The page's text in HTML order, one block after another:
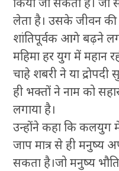
लेता है। उसके जीवन
शांतिपूर्वक आगे बढ़ने
महिमा हर युग में महान
चाहे शबरी ने या
ही भक्तों ने नाम को
लगाया है।
उन्होंने कहा कि कलयुग
जाप मात्र से ही मनुष्य
सकता है।जो मनुष्य